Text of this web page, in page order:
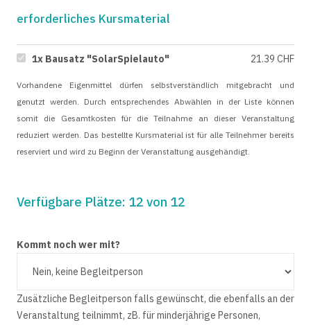
erforderliches Kursmaterial
1x Bausatz "SolarSpielauto" 21.39 CHF
Vorhandene Eigenmittel dürfen selbstverständlich mitgebracht und
genutzt werden. Durch entsprechendes Abwählen in der Liste können
somit die Gesamtkosten für die Teilnahme an dieser Veranstaltung
reduziert werden. Das bestellte Kursmaterial ist für alle Teilnehmer bereits
reserviert und wird zu Beginn der Veranstaltung ausgehändigt.
Verfügbare Plätze: 12 von 12
Kommt noch wer mit?
Zusätzliche Begleitperson falls gewünscht, die ebenfalls an der
Veranstaltung teilnimmt, zB. für minderjährige Personen,